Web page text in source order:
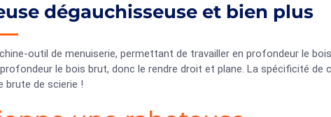
dégauchisseuse et bien plus
outil de menuiserie, permettant de travailler en profondeur le
le bois brut, donc le rendre droit et plane. La spécificité de
brute de scierie !